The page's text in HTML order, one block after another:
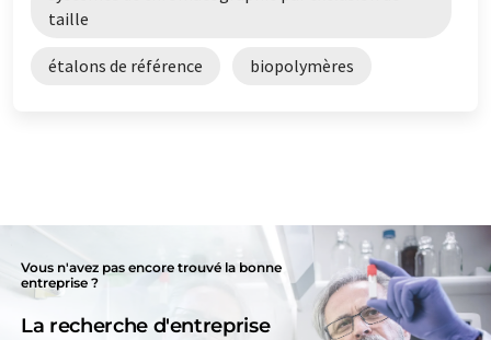
taille
étalons de référence biopolymères
Vous n'avez pas encore trouvé la bonne
entreprise ?
La recherche d'entreprise